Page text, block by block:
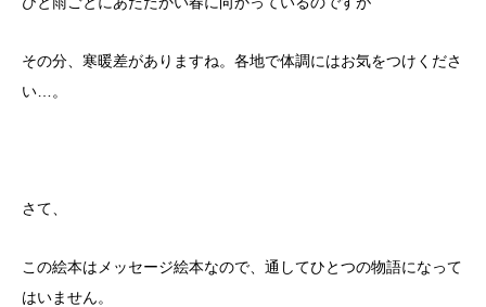
その分、寒暖差がありますね。各地で体調にはお気をつけくださ
い…。
さて、
この絵本はメッセージ絵本なので、通してひとつの物語になって
はいません。